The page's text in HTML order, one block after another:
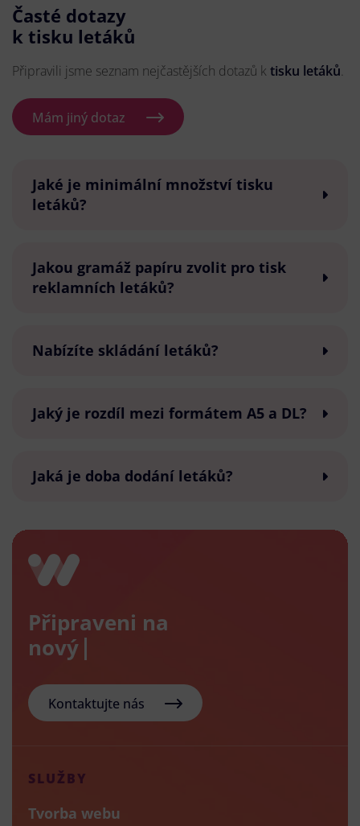
Časté dotazy
k tisku letáků
Připravili jsme seznam nejčastějších dotazů k tisku letáků.
Mám jiný dotaz
Jaké je minimální množství tisku
letáků?
Jakou gramáž papíru zvolit pro tisk
reklamních letáků?
Nabízíte skládání letáků?
Jaký je rozdíl mezi formátem A5 a DL?
Jaká je doba dodání letáků?
Připraveni na
nový e-shop
Kontaktujte nás
SLUŽBY
Tvorba webu